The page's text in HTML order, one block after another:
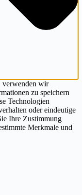
verwenden wir
zu speichern
Technologien
oder eindeutige
Ihre Zustimmung
Merkmale und